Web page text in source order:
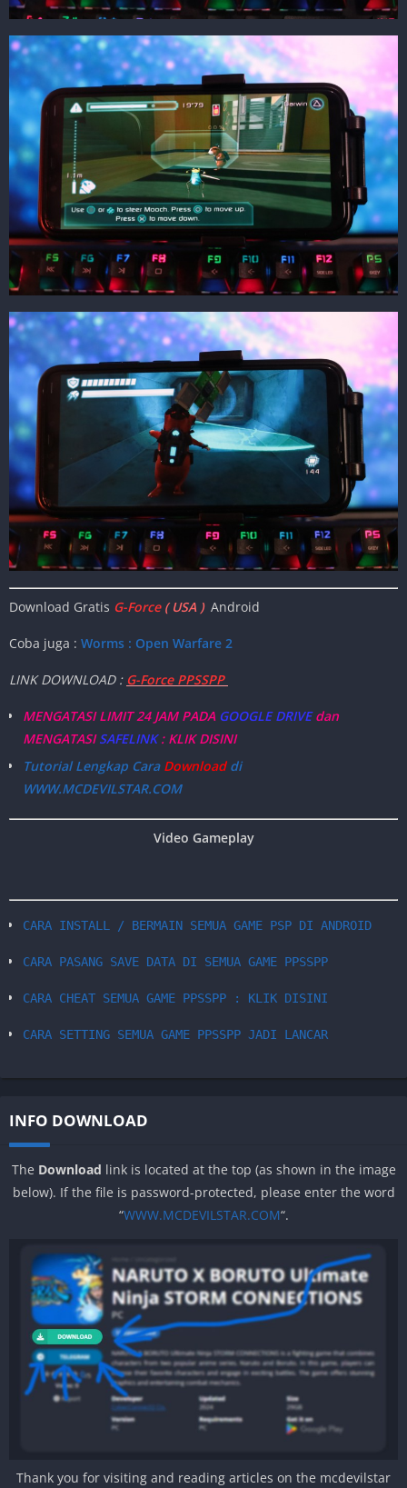
Download Gratis G-Force ( USA ) Android
Coba juga : Worms : Open Warfare 2
LINK DOWNLOAD : G-Force PPSSPP
MENGATASI LIMIT 24 JAM PADA GOOGLE DRIVEdan
MENGATASISAFELINK: KLIK DISINI
Tutorial Lengkap CaraDownloaddi
WWW.MCDEVILSTAR.COM
Video Gameplay
CARA INSTALL / BERMAIN SEMUA GAME PSP DI ANDROID
CARA PASANG SAVE DATA DI SEMUA GAME PPSSPP
CARA CHEAT SEMUA GAME PPSSPP : KLIK DISINI
CARA SETTING SEMUA GAME PPSSPP JADI LANCAR
INFO DOWNLOAD
The Download link is located at the top (as shown in the image
below). If the file is password-protected, please enter the word
“WWW.MCDEVILSTAR.COM“.
Thank you for visiting and reading articles on the mcdevilstar